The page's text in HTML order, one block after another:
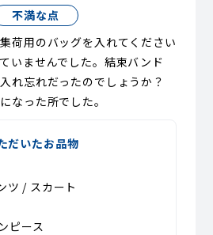
不満な点
荷用のバッグを入れてください
いませんでした。結束バンド
れ忘れだったのでしょうか？
なった所でした。
だいたお品物
ツ / スカート
ピース